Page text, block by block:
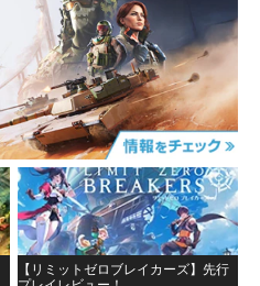
【リミットゼロブレイカーズ】先行